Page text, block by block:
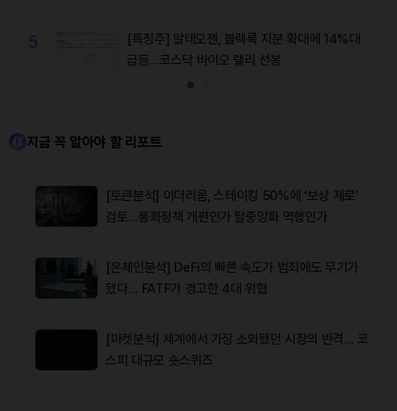
5
[특징주] 알테오젠, 블랙록 지분 확대에 14%대
급등…코스닥 바이오 랠리 선봉
지금 꼭 알아야 할 리포트
[토큰분석] 이더리움, 스테이킹 50%에 ‘보상 제로’
검토…통화정책 개편인가 탈중앙화 역행인가
[온체인분석] DeFi의 빠른 속도가 범죄에도 무기가
됐다… FATF가 경고한 4대 위협
[마켓분석] 세계에서 가장 소외됐던 시장의 반격… 코
스피 대규모 숏스퀴즈